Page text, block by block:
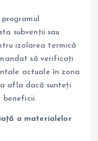
subvenții sau
izolarea termică
să verificați
actuale în zona
afla dacă sunteți
beneficii.
a materialelor